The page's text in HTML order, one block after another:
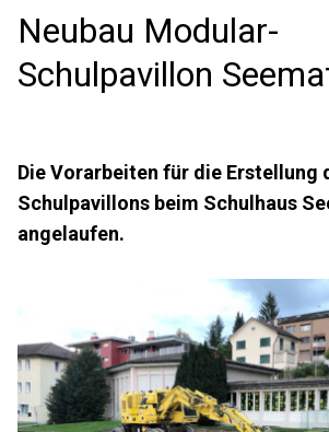
Neubau Modular-
Schulpavillon
Die Vorarbeiten für die Erstellung
Schulpavillons beim Schulhaus
angelaufen.